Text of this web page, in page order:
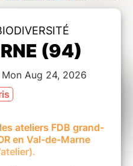
(94)
Aug 24, 2026
ateliers FDB grand-
en Val-de-Marne